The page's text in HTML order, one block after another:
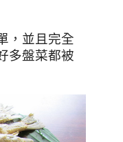
，並且完全
多盤菜都被